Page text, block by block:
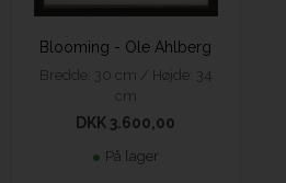
Blooming - Ole Ahlberg
Bredde: 30 cm / Højde: 34
cm
DKK 3.600,00
På lager